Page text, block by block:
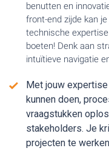
benutten en
front-end zijde kan
technische
boeten! Denk aan
intuïtieve navigatie
Met jouw
kunnen doen,
vraagstukken
stakeholders. Je
projecten te